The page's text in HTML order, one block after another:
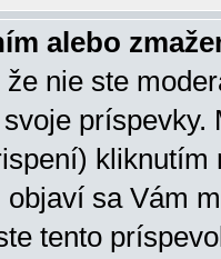
alebo
nie ste
príspevky.
objaví sa Vám
tento